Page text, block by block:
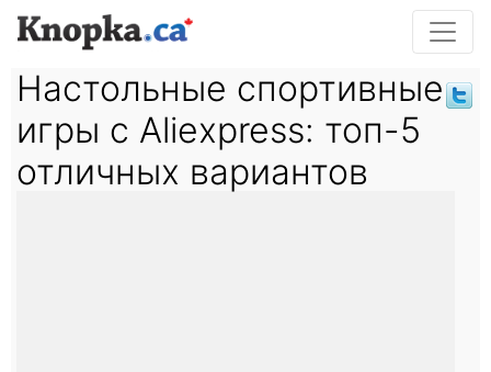
Настольные спортивные
игры с Aliexpress: топ-5
отличных вариантов